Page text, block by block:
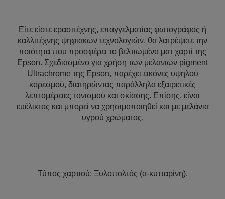
Είτε είστε ερασιτέχνης, επαγγελματίας φωτογράφος ή
καλλιτέχνης ψηφιακών τεχνολογιών, θα λατρέψετε την
ποιότητα που προσφέρει το βελτιωμένο ματ χαρτί της
Epson. Σχεδιασμένο για χρήση των μελανιών pigment
Ultrachrome της Epson, παρέχει εικόνες υψηλού
κορεσμού, διατηρώντας παράλληλα εξαιρετικές
λεπτομέρειες τονισμού και σκίασης. Επίσης, είναι
ευέλικτος και μπορεί να χρησιμοποιηθεί και με μελάνια
υγρού χρώματος.
Τύπος χαρτιού: Ξυλοπολτός (α-κυτταρίνη).